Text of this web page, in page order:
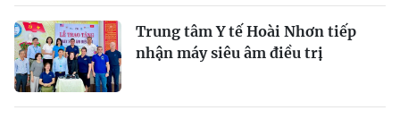
Trung tâm Y tế Hoài Nhơn tiếp
nhận máy siêu âm điều trị